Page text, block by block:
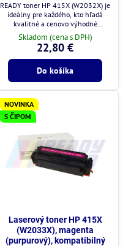
READY toner HP 415X (W2032X) je
ideálny pre každého, kto hľadá
kvalitné a cenovo výhodné
riešenie.
Skladom (cena s DPH)
22,80 €
Do košíka
NOVINKA
S ČIPOM
Laserový toner HP 415X
(W2033X), magenta
(purpurový), kompatibilný